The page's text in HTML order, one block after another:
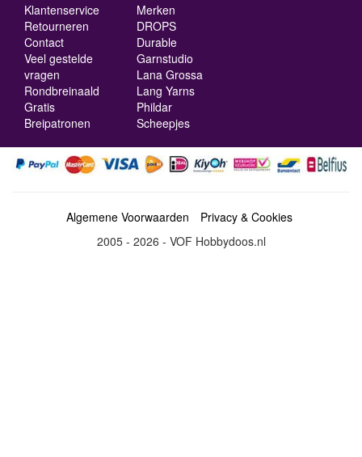
Klantenservice
Retourneren
Contact
Veel gestelde
vragen
Rondbreinaald
Gratis
Breipatronen
Merken
DROPS
Durable
Garnstudio
Lana Grossa
Lang Yarns
Phildar
Scheepjes
Algemene Voorwaarden
Privacy & Cookies
2005 - 2026 - VOF Hobbydoos.nl